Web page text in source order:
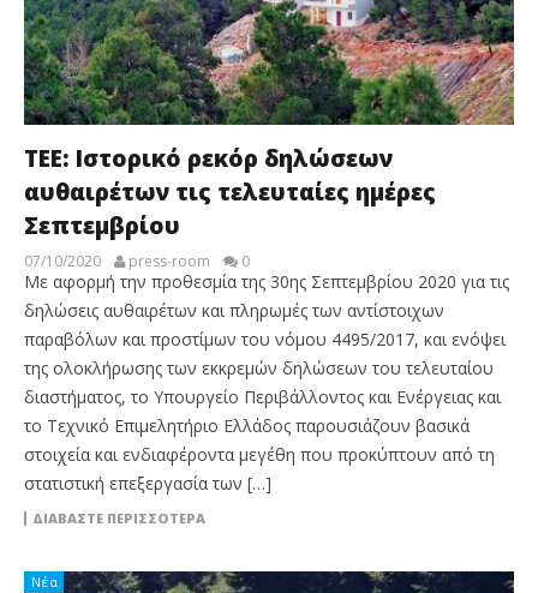
ΤΕΕ: Ιστορικό ρεκόρ δηλώσεων
αυθαιρέτων τις τελευταίες ημέρες
Σεπτεμβρίου
07/10/2020 press-room 0
Με αφορμή την προθεσμία της 30ης Σεπτεμβρίου 2020 για τις
δηλώσεις αυθαιρέτων και πληρωμές των αντίστοιχων
παραβόλων και προστίμων του νόμου 4495/2017, και ενόψει
της ολοκλήρωσης των εκκρεμών δηλώσεων του τελευταίου
διαστήματος, το Υπουργείο Περιβάλλοντος και Ενέργειας και
το Τεχνικό Επιμελητήριο Ελλάδος παρουσιάζουν βασικά
στοιχεία και ενδιαφέροντα μεγέθη που προκύπτουν από τη
στατιστική επεξεργασία των […]
ΔΙΑΒΆΣΤΕ ΠΕΡΙΣΣΌΤΕΡΑ
Νέα